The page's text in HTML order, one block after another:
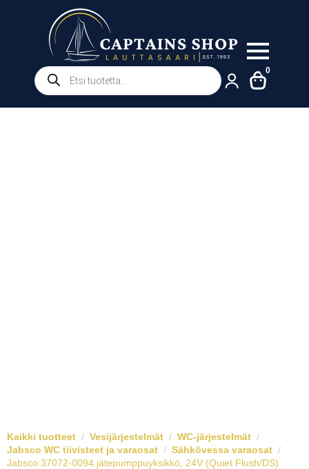
Products
search
0
Kaikki tuotteet Vesijärjestelmät
WC-järjestelmät
Jabsco WC tiivisteet ja varaosat
Sähkövessa varaosat
Jabsco 37072-0094 jätepumppuyksikkö, 24V (Quiet Flush/DS)